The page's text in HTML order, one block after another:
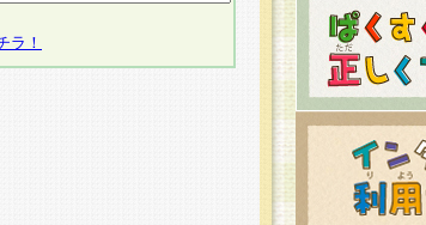
ラ！